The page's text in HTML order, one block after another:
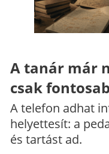
A tanár már
csak
A telefon adhat
helyettesít: a
és tartást ad.